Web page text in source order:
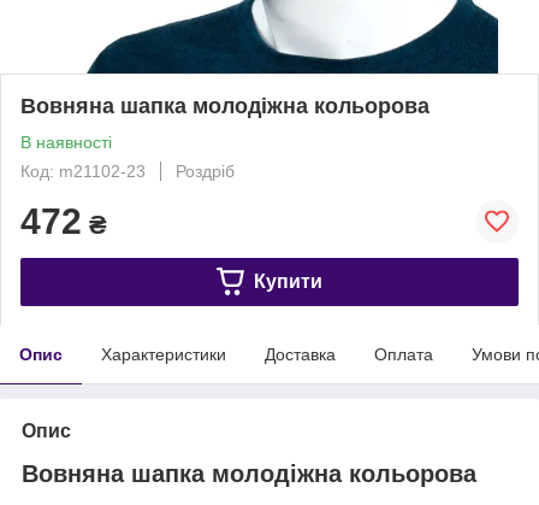
Вовняна шапка молодіжна кольорова
В наявності
Код: m21102-23
Роздріб
472 ₴
Купити
Опис Характеристики Доставка Оплата Умови
Опис
Вовняна шапка молодіжна кольорова